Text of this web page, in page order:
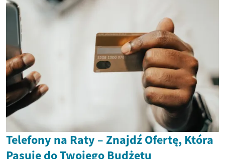
Telefony na Raty – Znajdź Ofertę, Która
Pasuje do Twojego Budżetu